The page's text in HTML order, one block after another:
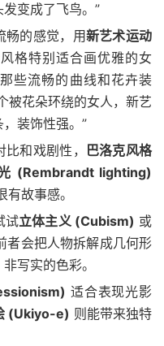
变成了飞鸟。”
畅的感觉，用新艺术运动
格特别适合画优雅的女
些流畅的曲线和花卉装
被花朵环绕的女人，新艺
装饰性强。”
和戏剧性， 巴洛克风格
(Rembrandt lighting)
故事感。
试立体主义 (Cubism) 或
者会把人物拆解成几何形
写实的色彩。
适合表现光影
(Ukiyo-e) 则能带来独特